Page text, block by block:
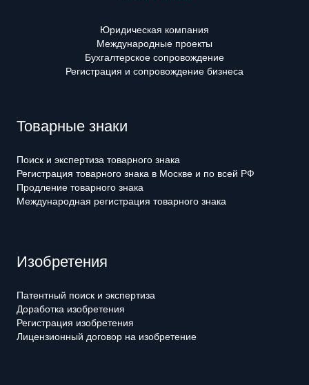
Юридическая компания
Международные проекты
Бухгалтерское сопровождение
Регистрация и сопровождение бизнеса
Товарные знаки
Поиск и экспертиза товарного знака
Регистрация товарного знака в Москве и по всей РФ
Продление товарного знака
Международная регистрация товарного знака
Изобретения
Патентный поиск и экспертиза
Доработка изобретения
Регистрация изобретения
Лицензионный договор на изобретение